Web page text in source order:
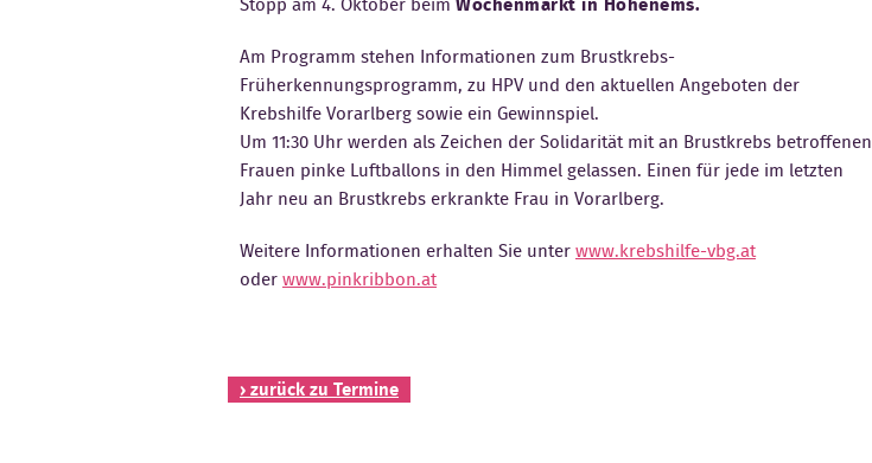
Am Programm stehen Informationen zum Brustkrebs-
Früherkennungsprogramm, zu HPV und den aktuellen Angeboten der
Krebshilfe Vorarlberg sowie ein Gewinnspiel.
Um 11:30 Uhr werden als Zeichen der Solidarität mit an Brustkrebs betroffenen
Frauen pinke Luftballons in den Himmel gelassen. Einen für jede im letzten
Jahr neu an Brustkrebs erkrankte Frau in Vorarlberg.
Weitere Informationen erhalten Sie unterwww.krebshilfe-vbg.at
oderwww.pinkribbon.at
› zurück zu Termine